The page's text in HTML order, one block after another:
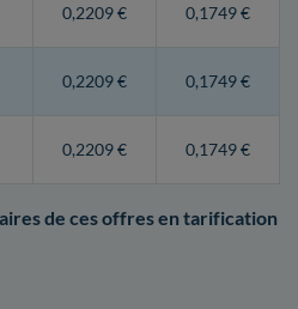
0,2209 € 0,1749 €
0,2209 € 0,1749 €
0,2209 € 0,1749 €
de ces offres en tarification